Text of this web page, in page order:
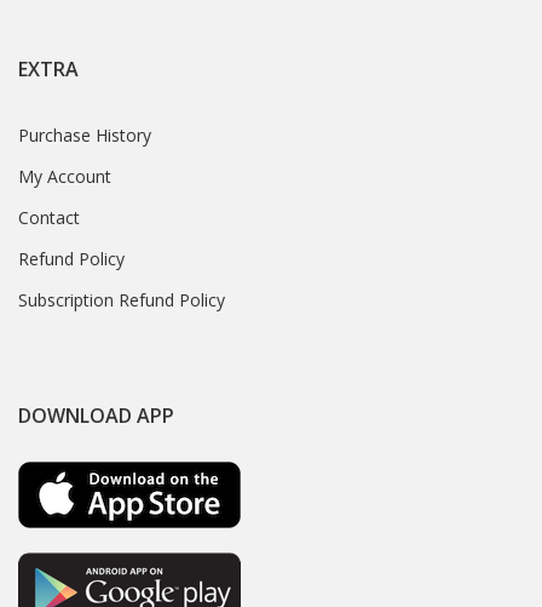
EXTRA
Purchase History
My Account
Contact
Refund Policy
Subscription Refund Policy
DOWNLOAD APP